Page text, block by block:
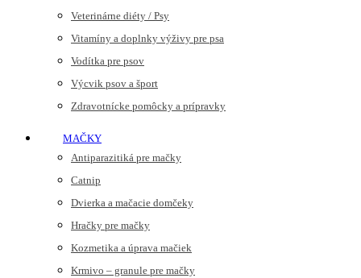
Veterinárne diéty / Psy
Vitamíny a doplnky výživy pre psa
Vodítka pre psov
Výcvik psov a šport
Zdravotnícke pomôcky a prípravky
MAČKY
Antiparazitiká pre mačky
Catnip
Dvierka a mačacie domčeky
Hračky pre mačky
Kozmetika a úprava mačiek
Krmivo – granule pre mačky